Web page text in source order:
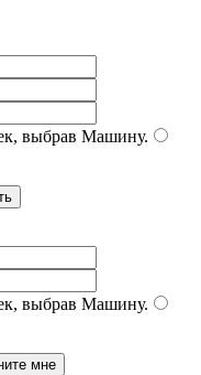
выбрав Машину.
выбрав Машину.